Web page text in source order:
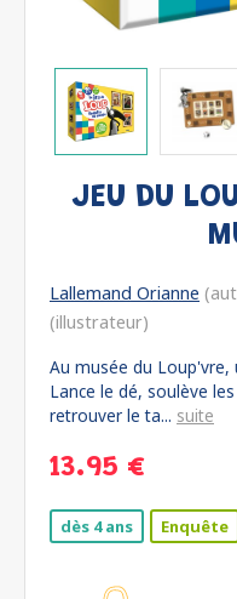
JEU DU
Lallemand Orianne
(illustrateur)
Au musée du Loup'vre,
Lance le dé, soulève
retrouver le ta... suite
13.95 €
dès 4 ans Enquête